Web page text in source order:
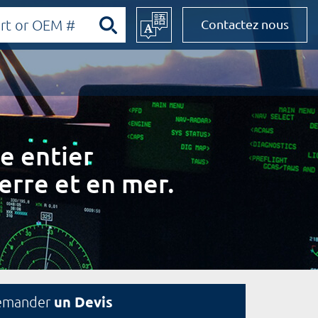
Contactez nous
entier
et en mer.
un Devis